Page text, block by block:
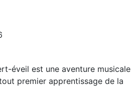
éveil est une aventure musicale
premier apprentissage de la